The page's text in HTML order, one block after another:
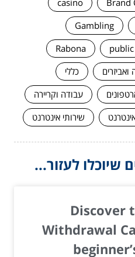
Brand
casino
Gambling
public
Rabona
ואביזרים
כללי
עבודה וקריירה
שירותי אינטרנט
לעזור...
Discover
Withdrawal